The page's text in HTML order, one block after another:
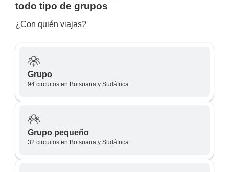
todo tipo de grupos
¿Con quién viajas?
Grupo
94 circuitos en Botsuana y Sudáfrica
Grupo pequeño
32 circuitos en Botsuana y Sudáfrica